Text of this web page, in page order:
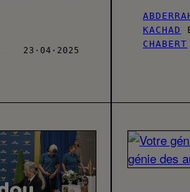
23·04·2025
KACHAD
CHABERT